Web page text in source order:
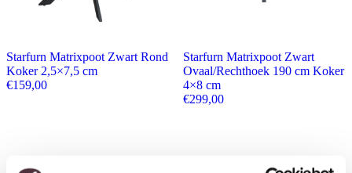
Starfurn Matrixpoot Zwart Rond
Koker 2,5×7,5 cm
€159,00
Starfurn Matrixpoot Zwart
Ovaal/Rechthoek 190 cm Koker
4×8 cm
€299,00